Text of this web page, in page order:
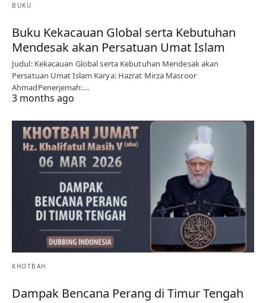
BUKU
Buku Kekacauan Global serta Kebutuhan
Mendesak akan Persatuan Umat Islam
Judul: Kekacauan Global serta Kebutuhan Mendesak akan
Persatuan Umat Islam Karya: Hazrat Mirza Masroor
AhmadPenerjemah:…
3 months ago
KHOTBAH
Dampak Bencana Perang di Timur Tengah